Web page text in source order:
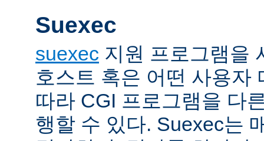
Suexec
suexec 지원 프로그램을
호스트 혹은 어떤 사용자
따라 CGI 프로그램을 다
행할 수 있다. Suexec는